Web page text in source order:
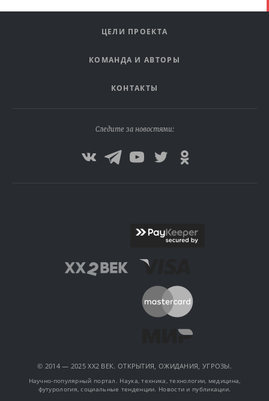
ЦЕЛИ ПРОЕКТА
КОМАНДА И АВТОРЫ
КОНТАКТЫ
Следите за новостями:
© 2014 — 2025 XX2 ВЕК. ОТКРЫТИЯ, ОЖИДАНИЯ, УГРОЗЫ.
Научно-популярный портал. Наука, техника, технологии, медицина,
футурология, социальные тенденции. Новости и публикации.